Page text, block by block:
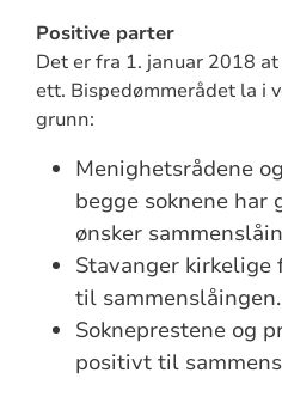
Positive parter
Det er fra 1. januar 2018
ett. Bispedømmerådet la i
grunn:
Menighetsrådene
begge soknene har
ønsker
Stavanger
til sammenslåingen.
Sokneprestene og
positivt til